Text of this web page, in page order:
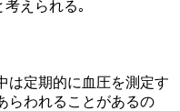
えられる｡
は定期的に血圧を測定す
らわれることがあるの